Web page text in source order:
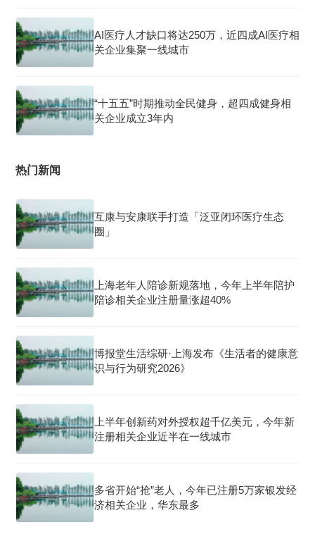
AI医疗人才缺口将达250万，近四成AI医疗相
关企业集聚一线城市
“十五五”时期推动全民健身，超四成健身相
关企业成立3年内
热门新闻
互康与安康联手打造「泛亚闭环医疗生态
圈」
上海老年人陪诊新规落地，今年上半年陪护
陪诊相关企业注册量涨超40%
博报堂生活综研·上海发布《生活者的健康意
识与行为研究2026》
上半年创新药对外授权超千亿美元，今年新
注册相关企业近半在一线城市
多省开始“抢”老人，今年已注册5万家银发经
济相关企业，华东最多